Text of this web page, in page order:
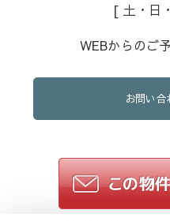
[ 土・日
WEBからのご
お問い